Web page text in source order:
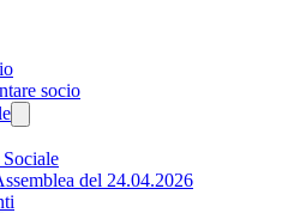
socio
del 24.04.2026